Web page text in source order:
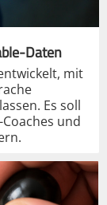
Daten
mit
Es soll
und